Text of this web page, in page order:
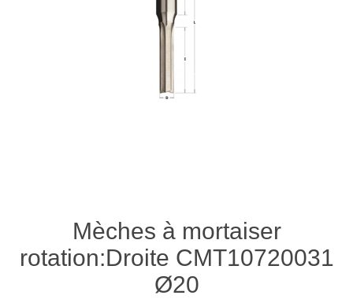
Mèches à mortaiser
rotation:Droite CMT10720031
Ø20